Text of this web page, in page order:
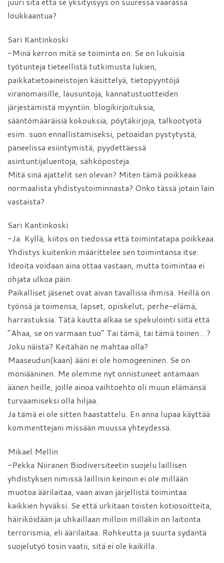
loukkaantua?
Sari Kantinkoski
-Minä kerron mitä se toiminta on. Se on lukuisia
työtunteja tieteellistä tutkimusta lukien,
paikkatietoaineistojen käsittelyä, tietopyyntöjä
viranomaisille, lausuntoja, kannatustuotteiden
järjestämistä myyntiin. blogikirjoituksia,
sääntömääräisiä kokouksia, pöytäkirjoja, talkootyötä
esim. suon ennallistamiseksi, petoaidan pystytystä,
paneelissa esiintymistä, pyydettäessä
asintuntijaluentoja, sähköposteja.
Mitä sinä ajattelit sen olevan? Miten tämä poikkeaa
normaalista yhdistystoiminnasta? Onko tässä jotain lain
vastaista?
Sari Kantinkoski
-Ja. Kyllä, kiitos on tiedossa että toimintatapa poikkeaa.
Yhdistys kuitenkin määrittelee sen toimintansa itse.
Ideoita voidaan aina ottaa vastaan, mutta toimintaa ei
ohjata ulkoa päin.
Paikalliset jäsenet ovat aivan tavallisia ihmisä. Heillä on
työnsä ja toimensa, lapset, opiskelut, perhe-elämä,
harrastuksia. Tätä kautta alkaa se spekulointi siitä että
”Ahaa, se on varmaan tuo” Tai tämä, tai tämä toinen…?
Joku näistä? Keitähän ne mahtaa olla?
Maaseudun(kaan) ääni ei ole homogeeninen. Se on
moniääninen. Me olemme nyt onnistuneet antamaan
äänen heille, joille ainoa vaihtoehto oli muun elämänsä
turvaamiseksi olla hiljaa.
Ja tämä ei ole sitten haastattelu. En anna lupaa käyttää
kommenttejani missään muussa yhteydessä.
Mikael Mellin
-Pekka Niiranen Biodiversiteetin suojelu laillisen
yhdistyksen nimissä laillisin keinoin ei ole millään
muotoa äärilaitaa, vaan aivan järjellistä toimintaa
kaikkien hyväksi. Se että urkitaan toisten kotiosoitteita,
häiriköidään ja uhkaillaan milloin milläkin on laitonta
terrorismia, eli äärilaitaa. Rohkeutta ja suurta sydäntä
suojelutyö tosin vaatii, sitä ei ole kaikilla.